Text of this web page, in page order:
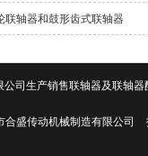
联轴器和鼓形齿式联轴器
司生产销售联轴器及联轴器
合盛传动机械制造有限公司